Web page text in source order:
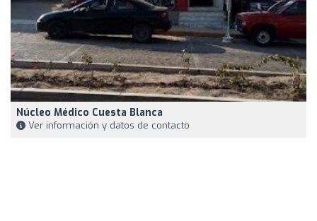
Núcleo Médico Cuesta Blanca
Ver información y datos de contacto